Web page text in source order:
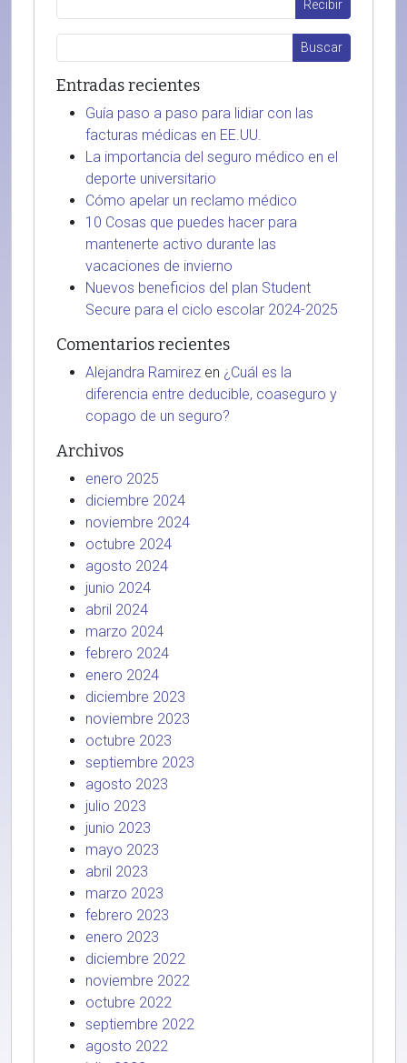
Entradas recientes
Guía paso a paso para lidiar con las
facturas médicas en EE.UU.
La importancia del seguro médico en el
deporte universitario
Cómo apelar un reclamo médico
10 Cosas que puedes hacer para
mantenerte activo durante las
vacaciones de invierno
Nuevos beneficios del plan Student
Secure para el ciclo escolar 2024-2025
Comentarios recientes
Alejandra Ramirez en ¿Cuál es la
diferencia entre deducible, coaseguro y
copago de un seguro?
Archivos
enero 2025
diciembre 2024
noviembre 2024
octubre 2024
agosto 2024
junio 2024
abril 2024
marzo 2024
febrero 2024
enero 2024
diciembre 2023
noviembre 2023
octubre 2023
septiembre 2023
agosto 2023
julio 2023
junio 2023
mayo 2023
abril 2023
marzo 2023
febrero 2023
enero 2023
diciembre 2022
noviembre 2022
octubre 2022
septiembre 2022
agosto 2022